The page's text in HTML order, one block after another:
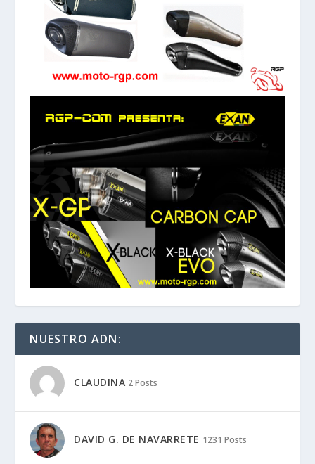
NUESTRO ADN:
CLAUDINA 2 Posts
DAVID G. DE NAVARRETE 1231 Posts